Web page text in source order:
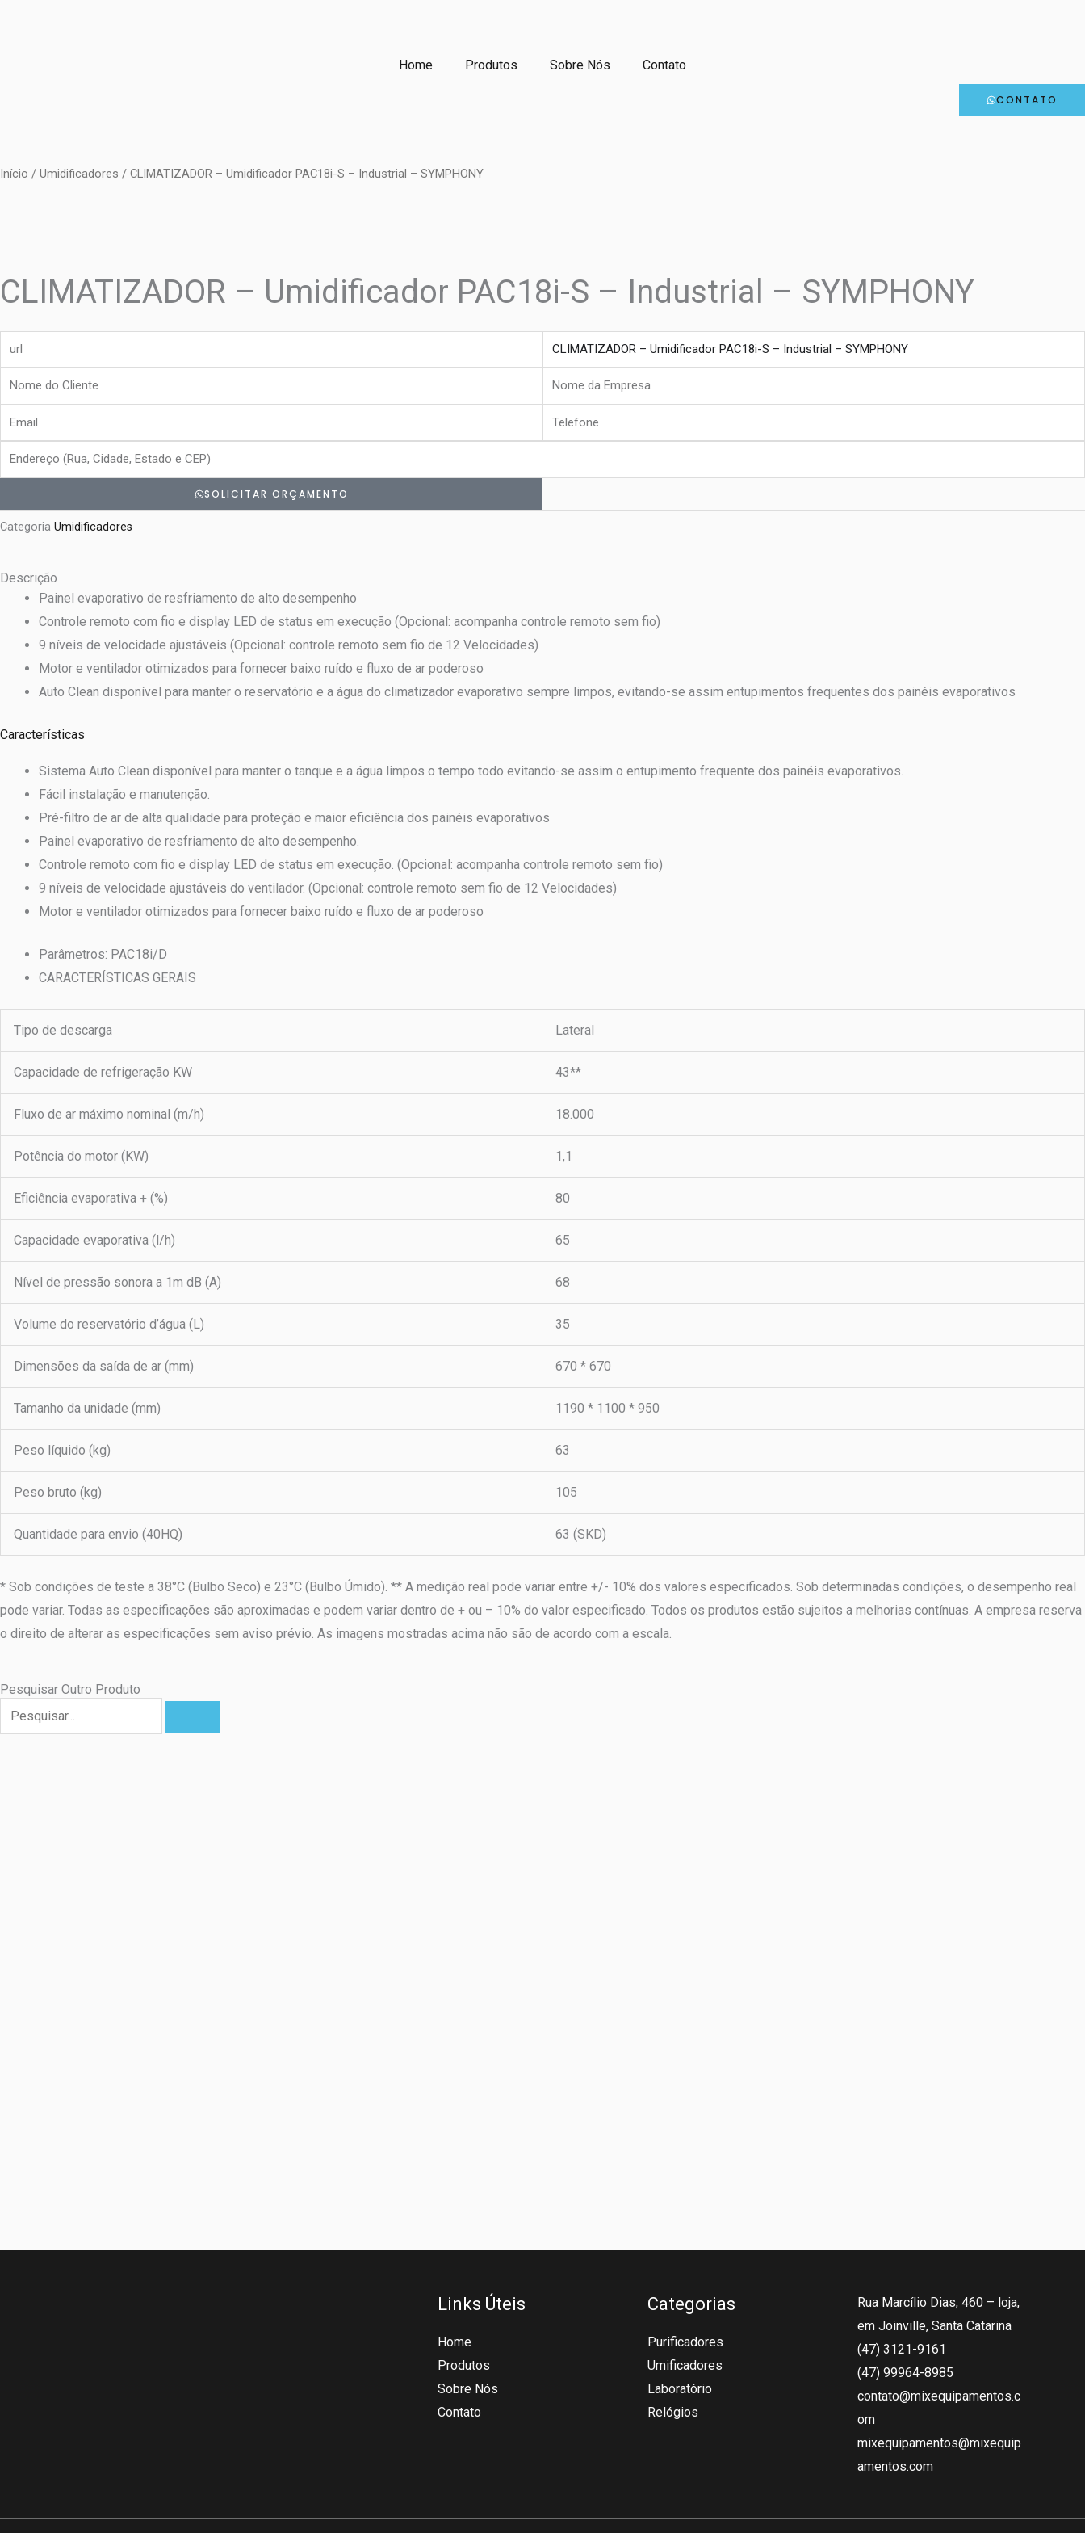
Home Produtos Sobre Nós Contato
CONTATO
Início / Umidificadores / CLIMATIZADOR – Umidificador PAC18i-S – Industrial – SYMPHONY
CLIMATIZADOR – Umidificador PAC18i-S – Industrial – SYMPHONY
produto
Nome
do
Cliente
Nome
da
Empresa
Email Telefone
Endereço
SOLICITAR ORÇAMENTO
Categoria Umidificadores
Descrição
Painel evaporativo de resfriamento de alto desempenho
Controle remoto com fio e display LED de status em execução (Opcional: acompanha controle remoto sem fio)
9 níveis de velocidade ajustáveis (Opcional: controle remoto sem fio de 12 Velocidades)
Motor e ventilador otimizados para fornecer baixo ruído e fluxo de ar poderoso
Auto Clean disponível para manter o reservatório e a água do climatizador evaporativo sempre limpos, evitando-se assim entupimentos frequentes dos painéis evaporativos
Características
Sistema Auto Clean disponível para manter o tanque e a água limpos o tempo todo evitando-se assim o entupimento frequente dos painéis evaporativos.
Fácil instalação e manutenção.
Pré-filtro de ar de alta qualidade para proteção e maior eficiência dos painéis evaporativos
Painel evaporativo de resfriamento de alto desempenho.
Controle remoto com fio e display LED de status em execução. (Opcional: acompanha controle remoto sem fio)
9 níveis de velocidade ajustáveis do ventilador. (Opcional: controle remoto sem fio de 12 Velocidades)
Motor e ventilador otimizados para fornecer baixo ruído e fluxo de ar poderoso
Parâmetros: PAC18i/D
CARACTERÍSTICAS GERAIS
Tipo de descarga Lateral
Capacidade de refrigeração KW 43**
Fluxo de ar máximo nominal (m/h) 18.000
Potência do motor (KW) 1,1
Eficiência evaporativa + (%) 80
Capacidade evaporativa (l/h) 65
Nível de pressão sonora a 1m dB (A) 68
Volume do reservatório d’água (L) 35
Dimensões da saída de ar (mm) 670 * 670
Tamanho da unidade (mm) 1190 * 1100 * 950
Peso líquido (kg) 63
Peso bruto (kg) 105
Quantidade para envio (40HQ) 63 (SKD)
* Sob condições de teste a 38°C (Bulbo Seco) e 23°C (Bulbo Úmido). ** A medição real pode variar entre +/- 10% dos valores especificados. Sob determinadas condições, o desempenho real
pode variar. Todas as especificações são aproximadas e podem variar dentro de + ou – 10% do valor especificado. Todos os produtos estão sujeitos a melhorias contínuas. A empresa reserva
o direito de alterar as especificações sem aviso prévio. As imagens mostradas acima não são de acordo com a escala.
Pesquisar Outro Produto
Pesquisar
Links Úteis
Home
Produtos
Sobre Nós
Contato
Categorias
Purificadores
Umificadores
Laboratório
Relógios
Rua Marcílio Dias, 460 – loja,
em Joinville, Santa Catarina
(47) 3121-9161
(47) 99964-8985
contato@mixequipamentos.c
om
mixequipamentos@mixequip
amentos.com